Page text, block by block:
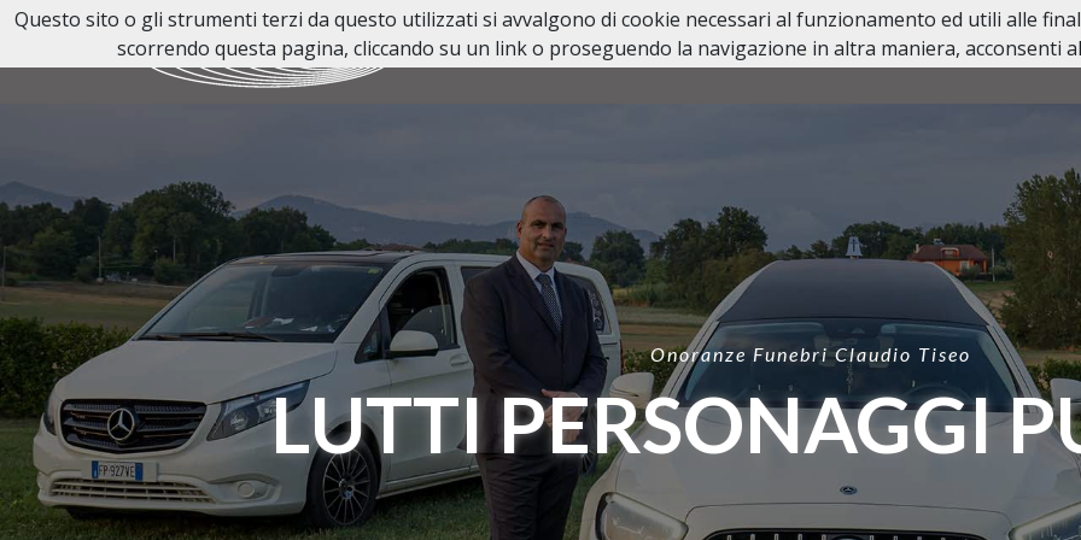
HOME NECROLOGI LUTTI PERSONAGGI
Onoranze Funebri Claudio Tiseo
LUTTI PERSONAGGI
Questo sito o gli strumenti terzi da questo utilizzati si avvalgono di cookie necessari al funzionamento ed utili alle
scorrendo questa pagina, cliccando su un link o proseguendo la navigazione in altra maniera, acconsenti